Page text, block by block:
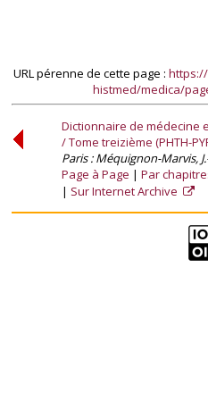
URL pérenne de cette page :
histmed/medica/
Dictionnaire de médecine
/ Tome treizième (PHTH-
Paris : Méquignon-Marvis,
Page à Page
Par
Sur Internet Archive